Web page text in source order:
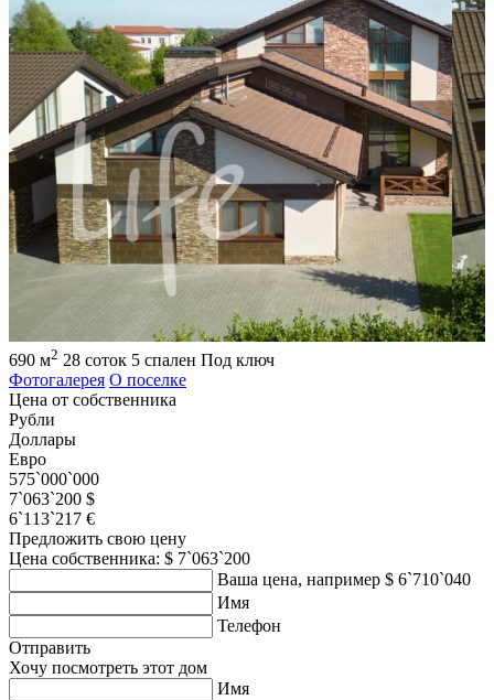
690 м2 28 соток 5 спален Под ключ
Фотогалерея О поселке
Цена от собственника
Рубли
Доллары
Евро
575`000`000
7`063`200 $
6`113`217 €
Предложить свою цену
Цена собственника: $ 7`063`200
Ваша цена, например $ 6`710`040
Имя
Телефон
Отправить
Хочу посмотреть этот дом
Имя